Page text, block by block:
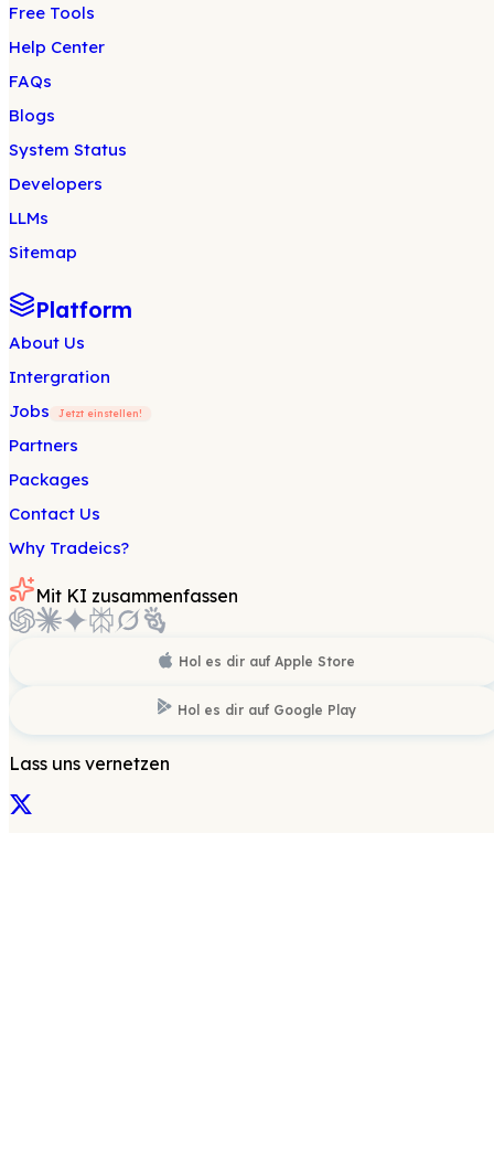
Free Tools
Help Center
FAQs
Blogs
System Status
Developers
LLMs
Sitemap
Platform
About Us
Intergration
Jobs
Jetzt einstellen!
Partners
Packages
Contact Us
Why Tradeics?
Mit KI zusammenfassen
Hol es dir auf Apple Store
Hol es dir auf Google Play
Lass uns vernetzen